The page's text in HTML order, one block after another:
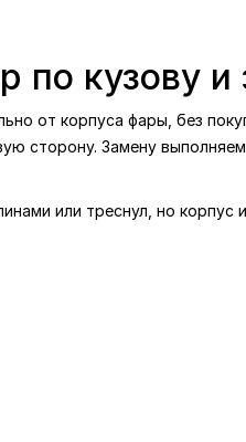
кузову и
от корпуса фары, без
сторону. Замену выполняем
или треснул, но корпус